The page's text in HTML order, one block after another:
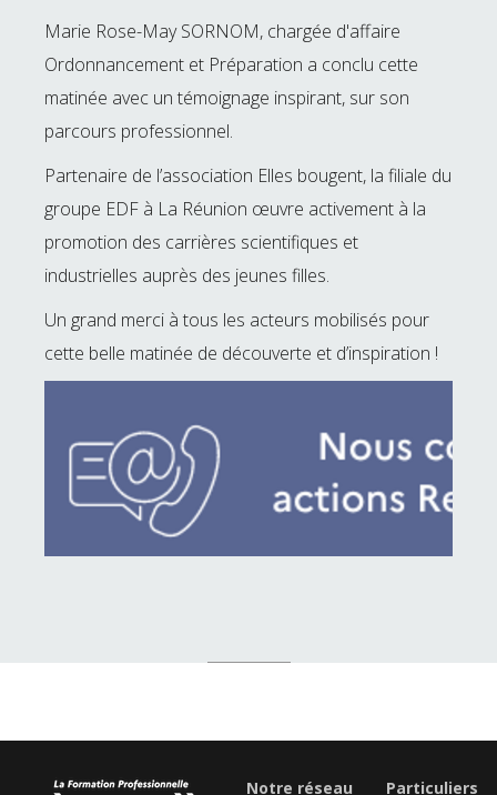
Marie Rose-May SORNOM, chargée d'affaire
Ordonnancement et Préparation a conclu cette
matinée avec un témoignage inspirant, sur son
parcours professionnel.
Partenaire de l’association Elles bougent, la filiale du
groupe EDF à La Réunion œuvre activement à la
promotion des carrières scientifiques et
industrielles auprès des jeunes filles.
Un grand merci à tous les acteurs mobilisés pour
cette belle matinée de découverte et d’inspiration !
Notre réseau Particuliers